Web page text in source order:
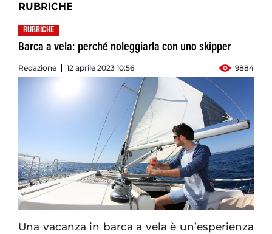
RUBRICHE
RUBRICHE
Barca a vela: perché noleggiarla con uno skipper
Redazione 12 aprile 2023 10:56 9884
Una vacanza in barca a vela è un’esperienza